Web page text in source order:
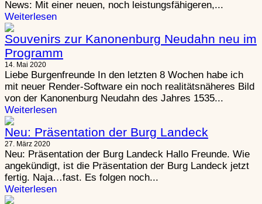
News: Mit einer neuen, noch leistungsfähigeren,...
Weiterlesen
Souvenirs zur Kanonenburg Neudahn neu im
Programm
14. Mai 2020
Liebe Burgenfreunde In den letzten 8 Wochen habe ich
mit neuer Render-Software ein noch realitätsnäheres Bild
von der Kanonenburg Neudahn des Jahres 1535...
Weiterlesen
Neu: Präsentation der Burg Landeck
27. März 2020
Neu: Präsentation der Burg Landeck Hallo Freunde. Wie
angekündigt, ist die Präsentation der Burg Landeck jetzt
fertig. Naja…fast. Es folgen noch...
Weiterlesen